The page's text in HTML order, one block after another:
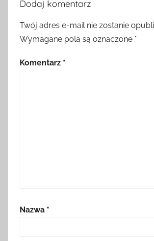
Dodaj komentarz
Twój adres e-mail nie zostanie
Wymagane pola są oznaczone *
Komentarz *
Nazwa *